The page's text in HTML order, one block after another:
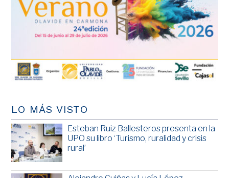
LO MÁS VISTO
Esteban Ruiz Ballesteros presenta en la
UPO su libro ‘Turismo, ruralidad y crisis
rural’